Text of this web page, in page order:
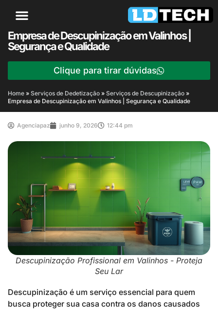
Empresa de Descupinização em Valinhos |
Segurança e Qualidade
Clique para tirar dúvidas
Home » Serviços de Dedetização » Serviços de Descupinização »
Empresa de Descupinização em Valinhos | Segurança e Qualidade
Agenciapaz junho 9, 2026 12:44 pm
Descupinização Profissional em Valinhos - Proteja
Seu Lar
Descupinização é um serviço essencial para quem
busca proteger sua casa contra os danos causados